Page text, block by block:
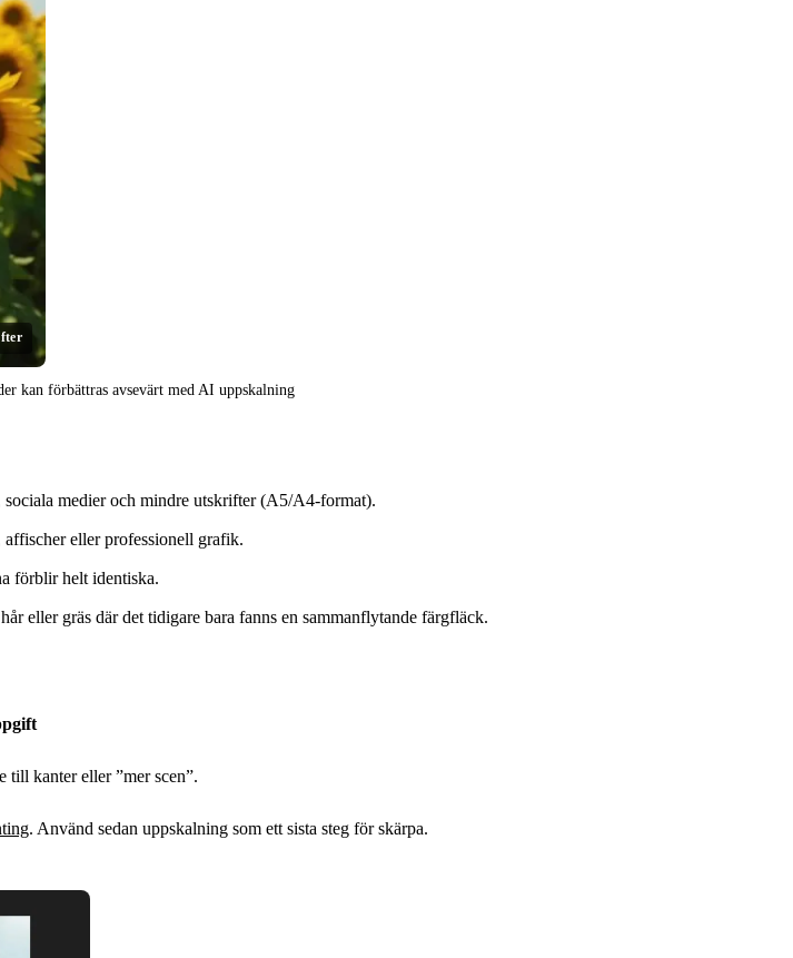
kan förbättras avsevärt med AI uppskalning
medier och mindre utskrifter (A5/A4-format).
eller professionell grafik.
förblir helt identiska.
eller gräs där det tidigare bara fanns en sammanflytande färgfläck.
kanter eller ”mer scen”.
. Använd sedan uppskalning som ett sista steg för skärpa.